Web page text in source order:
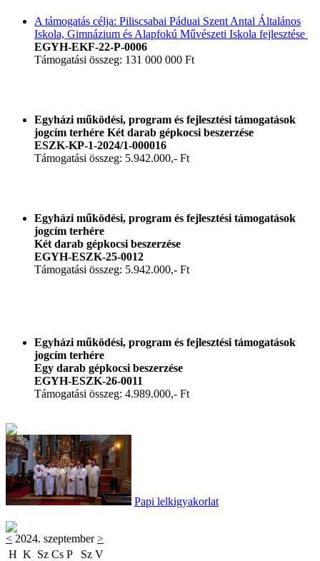
A támogatás célja: Piliscsabai Páduai Szent Antal Általános
Iskola, Gimnázium és Alapfokú Művészeti Iskola fejlesztése
EGYH-EKF-22-P-0006
Támogatási összeg: 131 000 000 Ft
Egyházi működési, program és fejlesztési támogatások
jogcím terhére Két darab gépkocsi beszerzése
ESZK-KP-1-2024/1-000016
Támogatási összeg: 5.942.000,- Ft
Egyházi működési, program és fejlesztési támogatások
jogcím terhére
Két darab gépkocsi beszerzése
EGYH-ESZK-25-0012
Támogatási összeg: 5.942.000,- Ft
Egyházi működési, program és fejlesztési támogatások
jogcím terhére
Egy darab gépkocsi beszerzése
EGYH-ESZK-26-0011
Támogatási összeg: 4.989.000,- Ft
Papi lelkigyakorlat
< 2024. szeptember>
H K Sz Cs P Sz V